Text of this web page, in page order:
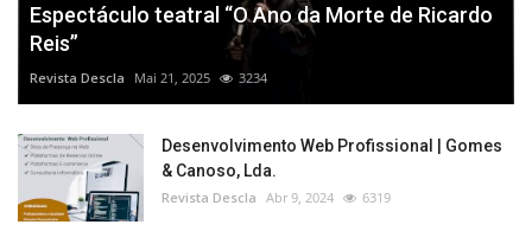
Espectáculo teatral “O Ano da Morte de Ricardo
Reis”
Revista Descla Mai 21, 2025 3234
Desenvolvimento Web Profissional | Gomes
& Canoso, Lda.
Revista Descla Abr 9, 2024 6319